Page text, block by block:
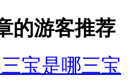
的游客推荐
宝是哪三宝